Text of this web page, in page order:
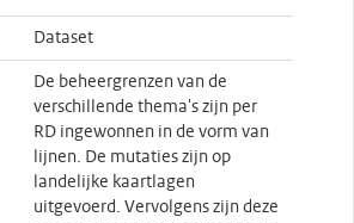
Dataset
De beheergrenzen van de
verschillende thema's zijn per
RD ingewonnen in de vorm van
lijnen. De mutaties zijn op
landelijke kaartlagen
uitgevoerd. Vervolgens zijn deze